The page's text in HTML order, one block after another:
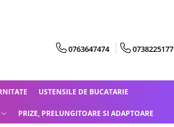
0763647474 0738225177
USTENSILE DE BUCATARIE
PRIZE, PRELUNGITOARE SI ADAPTOARE